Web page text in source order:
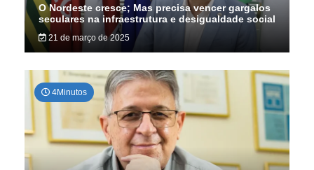
O Nordeste cresce; Mas precisa vencer gargalos
seculares na infraestrutura e desigualdade social
21 de março de 2025
4Minutos